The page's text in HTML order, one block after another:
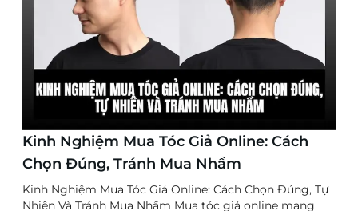
Kinh Nghiệm Mua Tóc Giả Online: Cách
Chọn Đúng, Tránh Mua Nhầm
Kinh Nghiệm Mua Tóc Giả Online: Cách Chọn Đúng, Tự
Nhiên Và Tránh Mua Nhầm Mua tóc giả online mang